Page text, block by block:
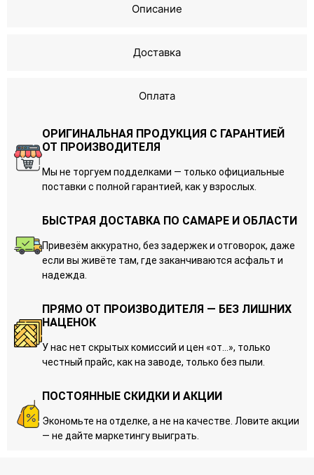
Описание
Доставка
Оплата
ОРИГИНАЛЬНАЯ ПРОДУКЦИЯ С ГАРАНТИЕЙ
ОТ ПРОИЗВОДИТЕЛЯ
Мы не торгуем подделками — только официальные
поставки с полной гарантией, как у взрослых.
БЫСТРАЯ ДОСТАВКА ПО САМАРЕ И ОБЛАСТИ
Привезём аккуратно, без задержек и отговорок, даже
если вы живёте там, где заканчиваются асфальт и
надежда.
ПРЯМО ОТ ПРОИЗВОДИТЕЛЯ — БЕЗ ЛИШНИХ
НАЦЕНОК
У нас нет скрытых комиссий и цен «от…», только
честный прайс, как на заводе, только без пыли.
ПОСТОЯННЫЕ СКИДКИ И АКЦИИ
Экономьте на отделке, а не на качестве. Ловите акции
— не дайте маркетингу выиграть.